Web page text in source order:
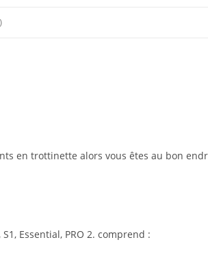
en trottinette alors vous êtes au bon
Essential, PRO 2. comprend :